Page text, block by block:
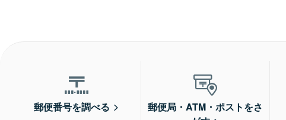
郵便番号を調べる
郵便局・ATM・ポストをさ